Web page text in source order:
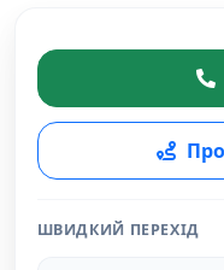
ШВИДКИЙ ПЕРЕХІД